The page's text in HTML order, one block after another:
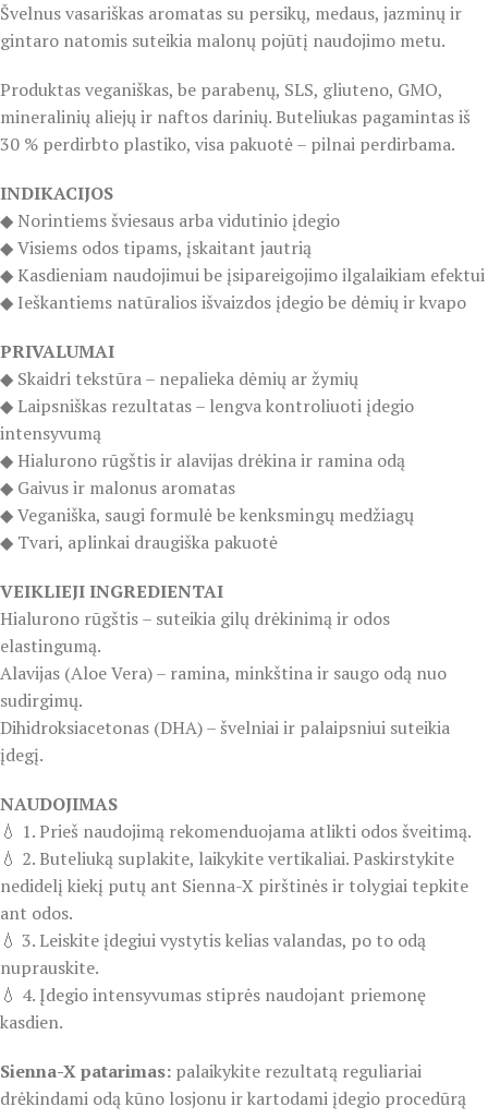
Švelnus vasariškas aromatas su persikų, medaus, jazminų ir
gintaro natomis suteikia malonų pojūtį naudojimo metu.
Produktas veganiškas, be parabenų, SLS, gliuteno, GMO,
mineralinių aliejų ir naftos darinių. Buteliukas pagamintas iš
30 % perdirbto plastiko, visa pakuotė – pilnai perdirbama.
INDIKACIJOS
◆ Norintiems šviesaus arba vidutinio įdegio
◆ Visiems odos tipams, įskaitant jautrią
◆ Kasdieniam naudojimui be įsipareigojimo ilgalaikiam efektui
◆ Ieškantiems natūralios išvaizdos įdegio be dėmių ir kvapo
PRIVALUMAI
◆ Skaidri tekstūra – nepalieka dėmių ar žymių
◆ Laipsniškas rezultatas – lengva kontroliuoti įdegio
intensyvumą
◆ Hialurono rūgštis ir alavijas drėkina ir ramina odą
◆ Gaivus ir malonus aromatas
◆ Veganiška, saugi formulė be kenksmingų medžiagų
◆ Tvari, aplinkai draugiška pakuotė
VEIKLIEJI INGREDIENTAI
Hialurono rūgštis – suteikia gilų drėkinimą ir odos
elastingumą.
Alavijas (Aloe Vera) – ramina, minkština ir saugo odą nuo
sudirgimų.
Dihidroksiacetonas (DHA) – švelniai ir palaipsniui suteikia
įdegį.
NAUDOJIMAS
💧 1. Prieš naudojimą rekomenduojama atlikti odos šveitimą.
💧 2. Buteliuką suplakite, laikykite vertikaliai. Paskirstykite
nedidelį kiekį putų ant Sienna-X pirštinės ir tolygiai tepkite
ant odos.
💧 3. Leiskite įdegiui vystytis kelias valandas, po to odą
nuprauskite.
💧 4. Įdegio intensyvumas stiprės naudojant priemonę
kasdien.
Sienna-X patarimas: palaikykite rezultatą reguliariai
drėkindami odą kūno losjonu ir kartodami įdegio procedūrą